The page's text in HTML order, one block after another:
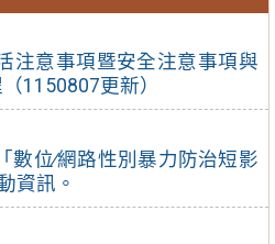
注意事項暨安全注意事項與
1150807更新）
數位∕網路性別暴力防治短影
資訊。